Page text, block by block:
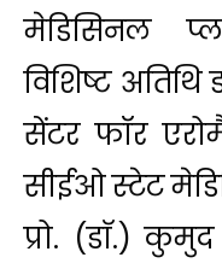
मेडिसिनल
विशिष्ट अतिथि
सेंटर फॉर
सीईओ स्टेट
प्रो. (डाॅ.)